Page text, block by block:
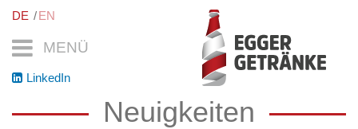
MENÜ
DE EN
LinkedIn
Neuigkeiten